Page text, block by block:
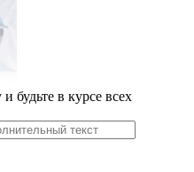
будьте в курсе всех